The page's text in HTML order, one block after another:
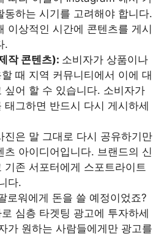
동하는 시기를 고려해야 합니다.
이상적인 시간에 콘텐츠를 게시
.
작 콘텐츠): 소비자가 상품이나
때 지역 커뮤니티에서 이에 대
싶어 할 수 있습니다. 소비자가
태그하면 반드시 다시 게시하세
진은 말 그대로 다시 공유하기만
츠 아이디어입니다. 브랜드의 신
기존 서포터에게 스포트라이트
다.
로워에게 돈을 쓸 예정이었죠?
심층 타겟팅 광고에 투자하세
가 원하는 사람들에게만 광고를